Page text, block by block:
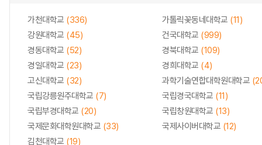
가천대학교 (336) 가톨릭꽃동네대학교 (11)
강원대학교 (45) 건국대학교 (999)
경동대학교 (52) 경북대학교 (109)
경일대학교 (23) 경희대학교 (4)
고신대학교 (32) 과학기술연합대학원대학교
국립강릉원주대학교 (7) 국립경국대학교 (11)
국립부경대학교 (20) 국립창원대학교 (13)
국제문화대학원대학교 (33) 국제사이버대학교 (12)
김천대학교 (19)